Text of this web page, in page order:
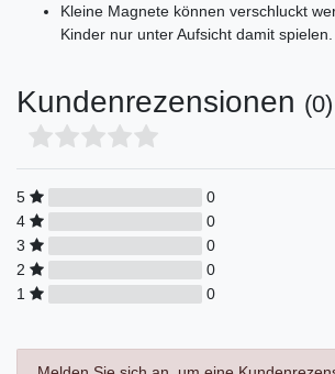
Kleine Magnete können verschluckt
Kinder nur unter Aufsicht damit spielen.
Kundenrezensionen (0)
5
0
4
0
3
0
2
0
1
0